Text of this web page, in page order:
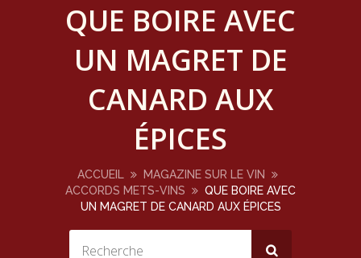
QUE BOIRE AVEC
UN MAGRET DE
CANARD AUX
ÉPICES
ACCUEIL
MAGAZINE SUR LE VIN
ACCORDS METS-VINS
QUE BOIRE AVEC
UN MAGRET DE CANARD AUX ÉPICES